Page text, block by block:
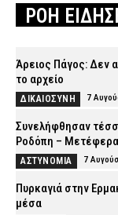
ΡΟΗ
Άρειος Πάγος: Δεν
το αρχείο
ΔΙΚΑΙΟΣΥΝΗ 7
Συνελήφθησαν
Ροδόπη –
ΑΣΤΥΝΟΜΙΑ 7
Πυρκαγιά στην
μέσα